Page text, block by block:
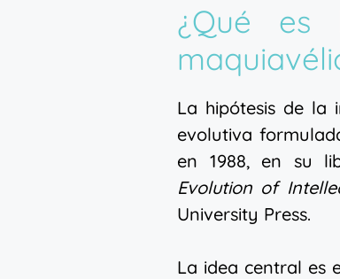
¿Qué es
La hipótesis de la
evolutiva
en 1988, en su
Evolution of
University Press.
La idea central es